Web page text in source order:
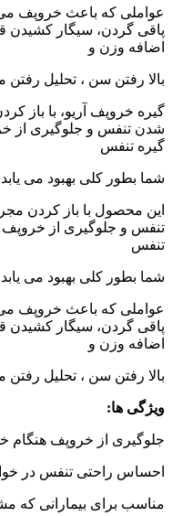
عواملی که باعث خروپف می
پاقی گردن، سیگار کشیدن
اضافه وزن و
بالا رفتن سن ، تحلیل رفتن
گیره خروپف آریو، با باز
شدن تنفس و جلوگیری از
گیره تنفس
شما بطور کلی بهبود می
این محصول با باز کردن
تنفس و جلوگیری از خروپف
تنفس
شما بطور کلی بهبود می
عواملی که باعث خروپف می
پاقی گردن، سیگار کشیدن
اضافه وزن و
بالا رفتن سن ، تحلیل رفتن
ویژگی ها:
جلوگیری از خروپف هنگام
احساس راحتی تنفس در
مناسب برای بیمارانی که